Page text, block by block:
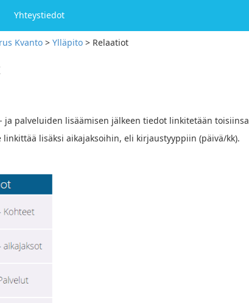
Yhteystiedot
Kvanto > Ylläpito > Relaatiot
ja palveluiden lisäämisen jälkeen tiedot linkitetään
linkittää lisäksi aikajaksoihin, eli kirjaustyyppiin (päivä/kk).